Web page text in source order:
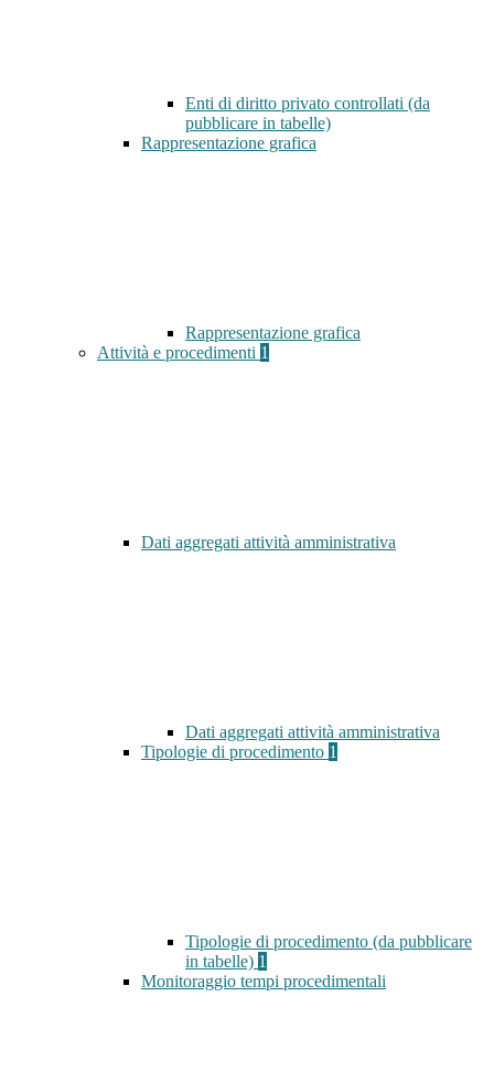
Enti di diritto privato controllati (da
pubblicare in tabelle)
Rappresentazione grafica
Rappresentazione grafica
Attività e procedimenti 1
Dati aggregati attività amministrativa
Dati aggregati attività amministrativa
Tipologie di procedimento 1
Tipologie di procedimento (da pubblicare
in tabelle) 1
Monitoraggio tempi procedimentali